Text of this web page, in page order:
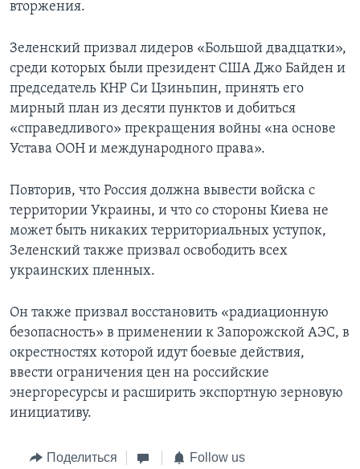
вторжения.
Зеленский призвал лидеров «Большой двадцатки»,
среди которых были президент США Джо Байден и
председатель КНР Си Цзиньпин, принять его
мирный план из десяти пунктов и добиться
«справедливого» прекращения войны «на основе
Устава ООН и международного права».
Повторив, что Россия должна вывести войска с
территории Украины, и что со стороны Киева не
может быть никаких территориальных уступок,
Зеленский также призвал освободить всех
украинских пленных.
Он также призвал восстановить «радиационную
безопасность» в применении к Запорожской АЭС, в
окрестностях которой идут боевые действия,
ввести ограничения цен на российские
энергоресурсы и расширить экспортную зерновую
инициативу.
Поделиться Follow us